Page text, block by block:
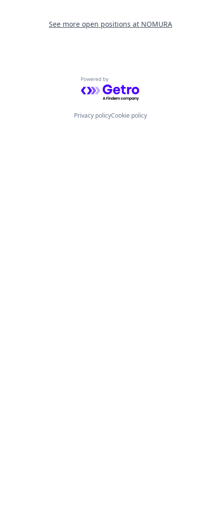
See more open positions at NOMURA
Powered by Getro.com
Privacy policyCookie policy